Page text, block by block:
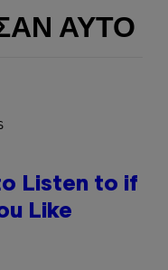
ΑΥΤΌ
Listen to if
Like